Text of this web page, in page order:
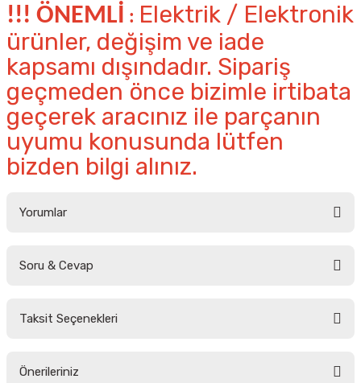
!!! ÖNEMLİ : Elektrik / Elektronik
ürünler, değişim ve iade
kapsamı dışındadır. Sipariş
geçmeden önce bizimle irtibata
geçerek aracınız ile parçanın
uyumu konusunda lütfen
bizden bilgi alınız.
Yorumlar
Soru & Cevap
Taksit Seçenekleri
Önerileriniz